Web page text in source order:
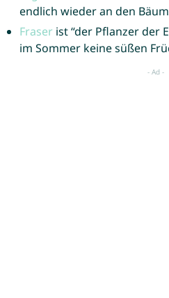
endlich wieder an den
Fraserist “der Pflanzer der
im Sommer keine süßen